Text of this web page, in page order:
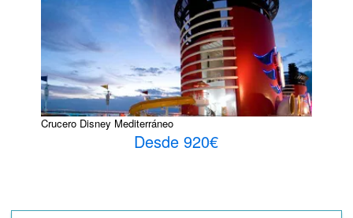
Crucero Disney Mediterráneo
Desde 920€